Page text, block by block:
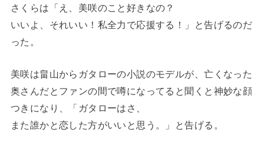
さくらは「え、美咲のこと好きなの？
いいよ、それいい！私全力で応援する！」と告げるのだ
った。
美咲は畠山からガタローの小説のモデルが、亡くなった
奥さんだとファンの間で噂になってると聞くと神妙な顔
つきになり、「ガタローはさ、
また誰かと恋した方がいいと思う。」と告げる。